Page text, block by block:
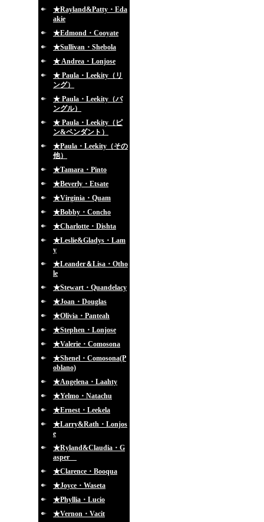
★Rayland&Patty・Eda
akie
★Edmond・Cooyate
★Sullivan・Shebola
★ Andrea・Lonjose
★ Paula・Leekity（リ
ング）
★ Paula・Leekity（バ
ングル）
★ Paula・Leekity（ピ
ン&ペンダント）
★Paula・Leekity（その
他）
★Tamara・Pinto
★Beverly・Etsate
★Virginia・Quam
★Bobby・Concho
★Charlotte・Dishta
★Leslie&Gladys・Lam
y
★Leander＆Lisa・Otho
le
★Stewart・Quandelacy
★Joan・Douglas
★Olivia・Panteah
★Stephen・Lonjose
★Valerie・Comosona
★Shenel・Comosona(P
oblano)
★Angelena・Laahty
★Yelmo・Natachu
★Ernest・Leekela
★Larry&Rath・Lonjos
e
★Ryland&Claudia・G
asper
★Clarence・Booqua
★Joyce・Waseta
★Phyllia・Lucio
★Vernon・Vacit